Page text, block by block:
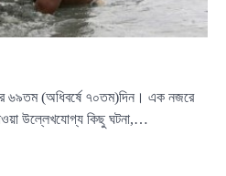
৬৯তম (অধিবর্ষে ৭০তম)দিন। এক নজরে
উল্লেখযোগ্য কিছু ঘটনা,…